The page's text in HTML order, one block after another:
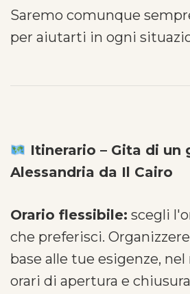
Saremo comunque
per aiutarti in ogni
Itinerario – Gita di un
Alessandria da Il Cairo
Orario flessibile: scegli
che preferisci.
base alle tue esigenze,
orari di apertura e